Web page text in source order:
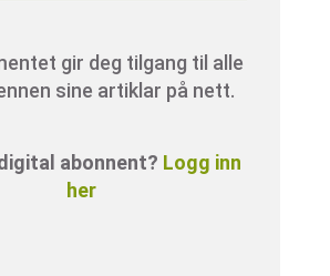
gir deg tilgang til alle
sine artiklar på nett.
abonnent? Logg inn
her